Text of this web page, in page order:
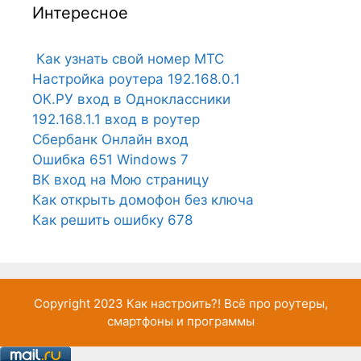
Интересное
Как узнать свой номер МТС
Настройка роутера 192.168.0.1
ОК.РУ вход в Одноклассники
192.168.1.1 вход в роутер
Сбербанк Онлайн вход
Ошибка 651 Windows 7
ВК вход на Мою страницу
Как открыть домофон без ключа
Как решить ошибку 678
Copyright 2023 Как настроить?! Всё про роутеры,
смартфоны и программы